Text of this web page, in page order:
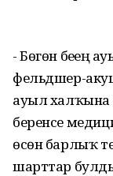
- Бөгөн беҙҙең
фельдшер-
ауыл халҡына
беренсе
өсөн барлыҡ
шарттар